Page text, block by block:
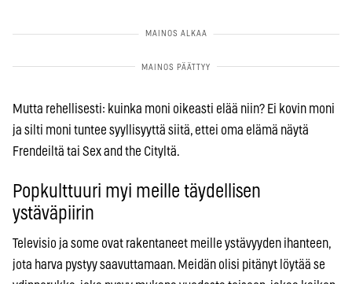
Mutta rehellisesti: kuinka moni oikeasti elää niin? Ei kovin moni
ja silti moni tuntee syyllisyyttä siitä, ettei oma elämä näytä
Frendeiltä tai Sex and the Cityltä.
Popkulttuuri myi meille täydellisen
ystäväpiirin
Televisio ja some ovat rakentaneet meille ystävyyden ihanteen,
jota harva pystyy saavuttamaan. Meidän olisi pitänyt löytää se